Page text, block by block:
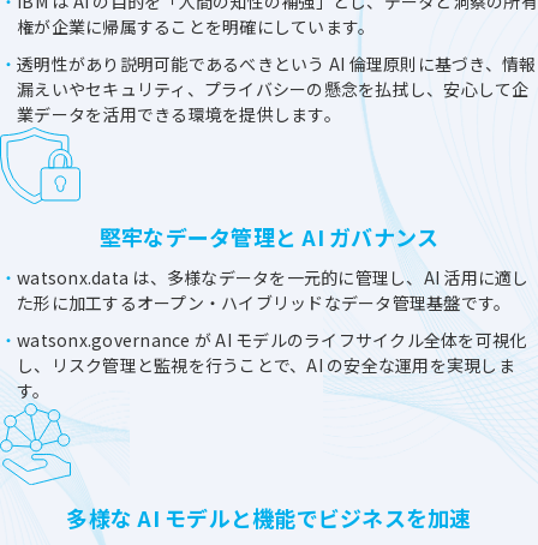
権が企業に帰属することを明確にしています。
透明性があり説明可能であるべきという AI 倫理原則に基づき、情報
漏えいやセキュリティ、プライバシーの懸念を払拭し、安心して企
業データを活用できる環境を提供します。
堅牢なデータ管理と AI ガバナンス
watsonx.data は、多様なデータを一元的に管理し、AI 活用に適し
た形に加工するオープン・ハイブリッドなデータ管理基盤です。
watsonx.governance が AI モデルのライフサイクル全体を可視化
し、リスク管理と監視を行うことで、AI の安全な運用を実現しま
す。
多様な AI モデルと機能でビジネスを加速